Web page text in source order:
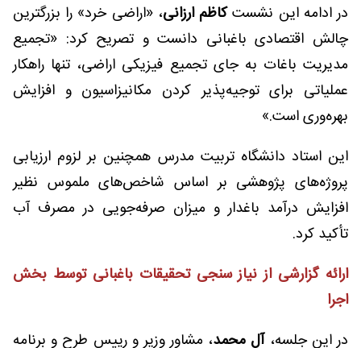
در ادامه‌ این نشستکاظم ارزانی، «اراضی خرد» را بزرگترین
چالش اقتصادی باغبانی دانست و تصریح کرد: «تجمیع
مدیریت باغات به جای تجمیع فیزیکی اراضی، تنها راهکار
عملیاتی برای توجیه‌پذیر کردن مکانیزاسیون و افزایش
بهره‌وری است.»
این استاد دانشگاه تربیت مدرس همچنین بر لزوم ارزیابی
پروژه‌های پژوهشی بر اساس شاخص‌های ملموس نظیر
افزایش درآمد باغدار و میزان صرفه‌جویی در مصرف آب
تأکید کرد.
ارائه گزارشی از نیاز سنجی تحقیقات باغبانی توسط بخش
اجرا
در این جلسه،آل محمد، مشاور وزیر و رییس طرح و برنامه